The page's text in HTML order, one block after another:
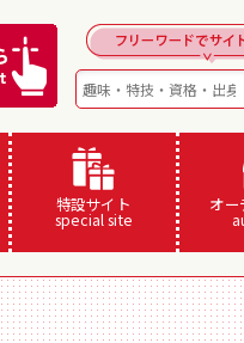
特設サイト
special site
オー